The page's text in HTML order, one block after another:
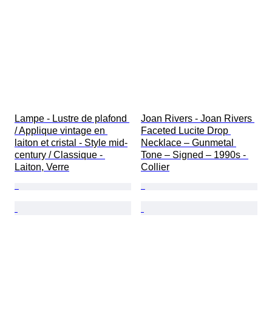
Lampe - Lustre de plafond
/ Applique vintage en
laiton et cristal - Style mid-
century / Classique -
Laiton, Verre
Joan Rivers - Joan Rivers
Faceted Lucite Drop
Necklace – Gunmetal
Tone – Signed – 1990s -
Collier